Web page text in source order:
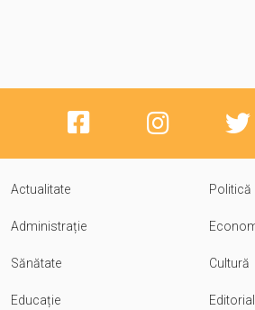
Actualitate Politică
Administrație
Sănătate Cultură
Educație Editorial